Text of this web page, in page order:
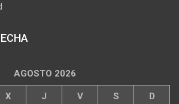
AGOSTO 2026
X J V S D